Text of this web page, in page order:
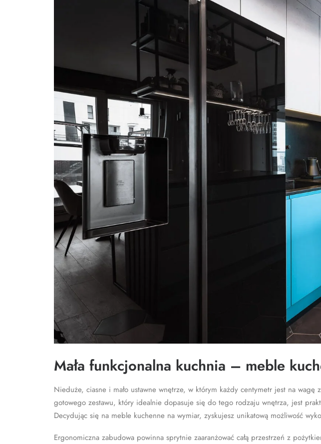
Mała funkcjonalna kuchnia – meble
Nieduże, ciasne i mało ustawne wnętrze, w którym każdy centymetr jest na
gotowego zestawu, który idealnie dopasuje się do tego rodzaju wnętrza, jest
Decydując się na meble kuchenne na wymiar, zyskujesz unikatową możliwość
Ergonomiczna zabudowa powinna sprytnie zaaranżować całą przestrzeń z